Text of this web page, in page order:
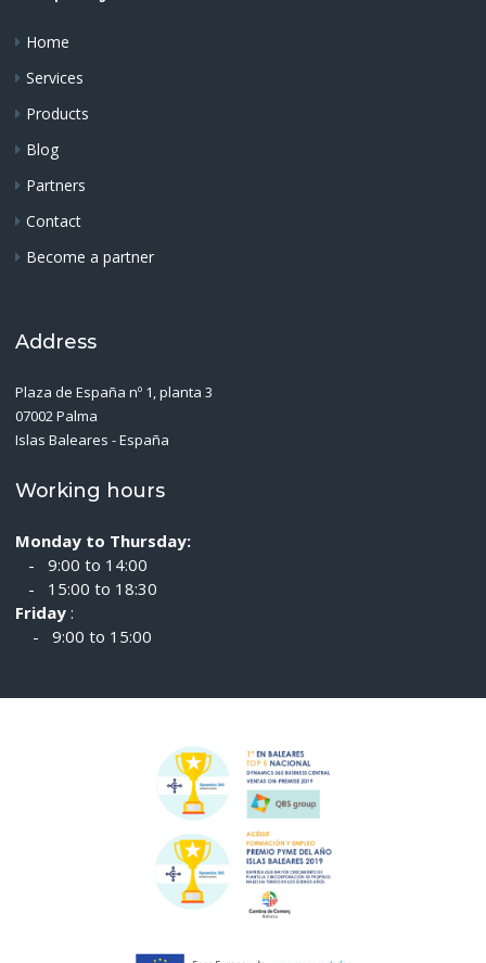
Home
Services
Products
Blog
Partners
Contact
Become a partner
Address
Plaza de España nº 1, planta 3
07002 Palma
Islas Baleares - España
Working hours
Monday to Thursday:
- 9:00 to 14:00
- 15:00 to 18:30
Friday:
- 9:00 to 15:00